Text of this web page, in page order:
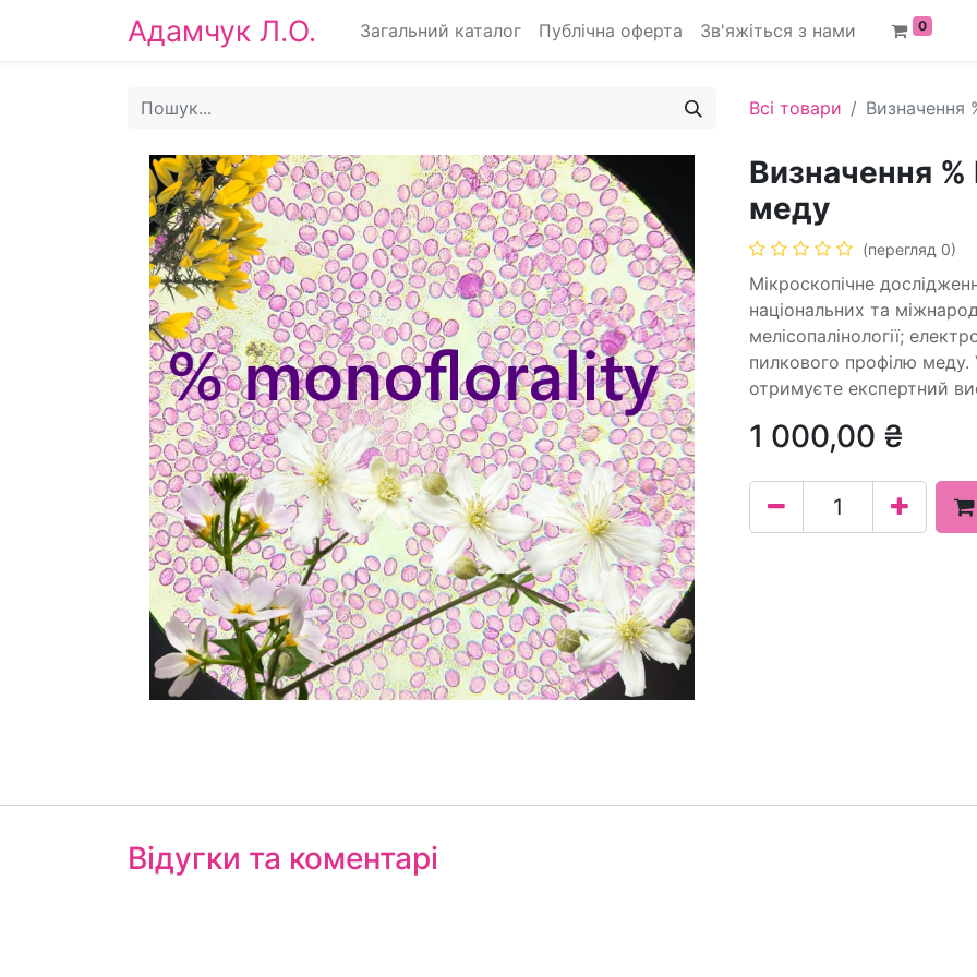
Адамчук Л.О. Загальний каталог Публічна оферта Зв'яжіться з нами 0
Всі товари
Визначення
меду
(перегляд 0)
Мікроскопічне
національних та
мелісопалінології;
пилкового профілю меду.
отримуєте експертний
1 000,00 ₴
Відугки та коментарі